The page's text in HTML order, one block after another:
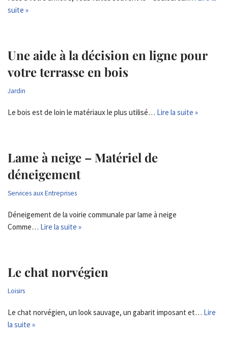
suite »
Une aide à la décision en ligne pour
votre terrasse en bois
Jardin
Le bois est de loin le matériaux le plus utilisé… Lire la suite »
Lame à neige – Matériel de
déneigement
Services aux Entreprises
Déneigement de la voirie communale par lame à neige
Comme… Lire la suite »
Le chat norvégien
Loisirs
Le chat norvégien, un look sauvage, un gabarit imposant et… Lire
la suite »